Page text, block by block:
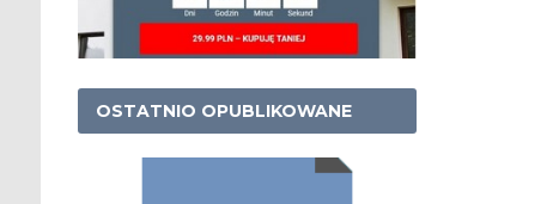
OSTATNIO OPUBLIKOWANE